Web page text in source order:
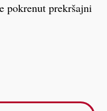
pokrenut prekršajni